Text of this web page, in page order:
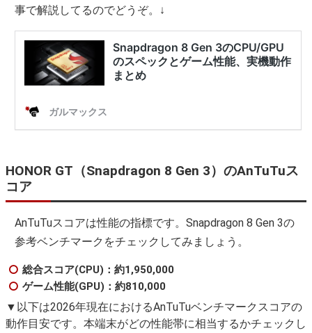
事で解説してるのでどうぞ。↓
HONOR GT（Snapdragon 8 Gen 3）のAnTuTuス
コア
AnTuTuスコアは性能の指標です。Snapdragon 8 Gen 3の
参考ベンチマークをチェックしてみましょう。
総合スコア(CPU)：約1,950,000
ゲーム性能(GPU)：約810,000
▼以下は2026年現在におけるAnTuTuベンチマークスコアの
動作目安です。本端末がどの性能帯に相当するかチェックし